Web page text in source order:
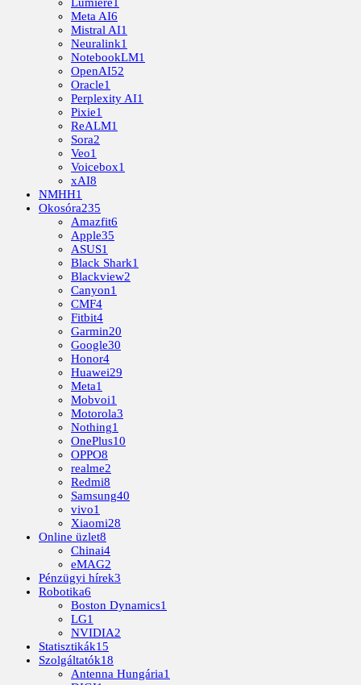
Lumiere1
Meta AI6
Mistral AI1
Neuralink1
NotebookLM1
OpenAI52
Oracle1
Perplexity AI1
Pixie1
ReALM1
Sora2
Veo1
Voicebox1
xAI8
NMHH1
Okosóra235
Amazfit6
Apple35
ASUS1
Black Shark1
Blackview2
Canyon1
CMF4
Fitbit4
Garmin20
Google30
Honor4
Huawei29
Meta1
Mobvoi1
Motorola3
Nothing1
OnePlus10
OPPO8
realme2
Redmi8
Samsung40
vivo1
Xiaomi28
Online üzlet8
Chinai4
eMAG2
Pénzügyi hírek3
Robotika6
Boston Dynamics1
LG1
NVIDIA2
Statisztikák15
Szolgáltatók18
Antenna Hungária1